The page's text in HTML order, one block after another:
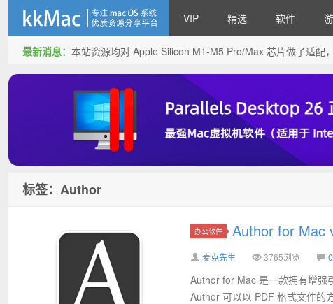
kkMac
VIP 精选 软件
最新消息： 本站资源均对 Apple Silicon M1-M5 Pro/Max 芯片做了适配
标签：Author
办公软件 Author for Mac
麦克先生 3765浏览
Author for Mac 是一款拥有增强
Author 可以以 PDF 格式文件的